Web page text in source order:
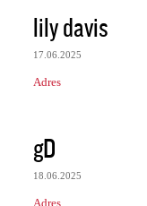
lily davis
17.06.2025
Adres
gD
18.06.2025
Adres